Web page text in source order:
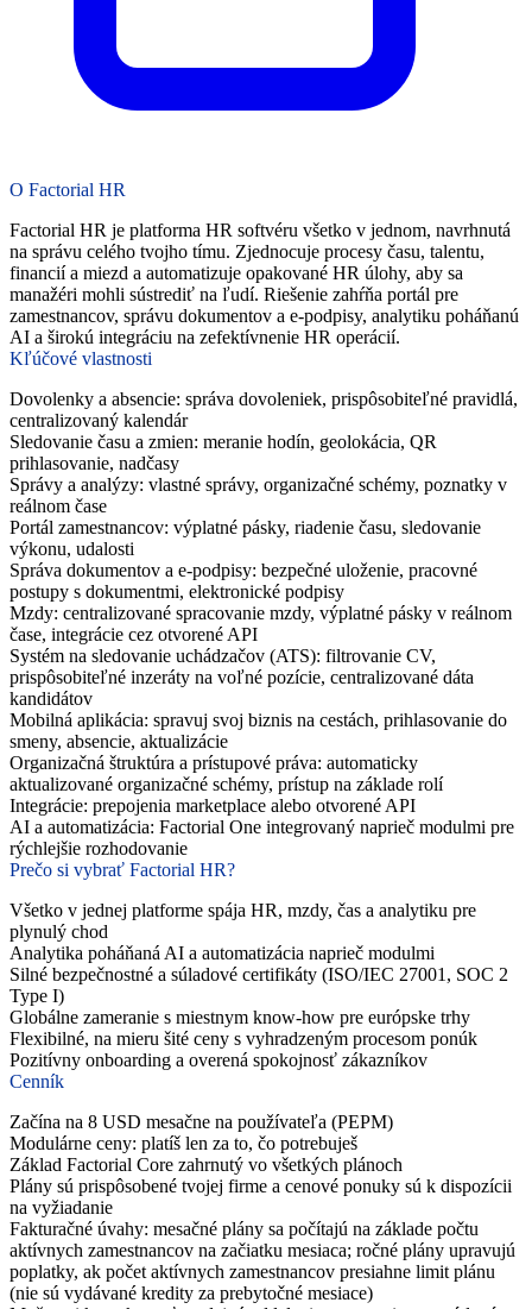
O Factorial HR
Factorial HR je platforma HR softvéru všetko v jednom, navrhnutá
na správu celého tvojho tímu. Zjednocuje procesy času, talentu,
financií a miezd a automatizuje opakované HR úlohy, aby sa
manažéri mohli sústrediť na ľudí. Riešenie zahŕňa portál pre
zamestnancov, správu dokumentov a e-podpisy, analytiku poháňanú
AI a širokú integráciu na zefektívnenie HR operácií.
Kľúčové vlastnosti
Dovolenky a absencie: správa dovoleniek, prispôsobiteľné pravidlá,
centralizovaný kalendár
Sledovanie času a zmien: meranie hodín, geolokácia, QR
prihlasovanie, nadčasy
Správy a analýzy: vlastné správy, organizačné schémy, poznatky v
reálnom čase
Portál zamestnancov: výplatné pásky, riadenie času, sledovanie
výkonu, udalosti
Správa dokumentov a e-podpisy: bezpečné uloženie, pracovné
postupy s dokumentmi, elektronické podpisy
Mzdy: centralizované spracovanie mzdy, výplatné pásky v reálnom
čase, integrácie cez otvorené API
Systém na sledovanie uchádzačov (ATS): filtrovanie CV,
prispôsobiteľné inzeráty na voľné pozície, centralizované dáta
kandidátov
Mobilná aplikácia: spravuj svoj biznis na cestách, prihlasovanie do
smeny, absencie, aktualizácie
Organizačná štruktúra a prístupové práva: automaticky
aktualizované organizačné schémy, prístup na základe rolí
Integrácie: prepojenia marketplace alebo otvorené API
AI a automatizácia: Factorial One integrovaný naprieč modulmi pre
rýchlejšie rozhodovanie
Prečo si vybrať Factorial HR?
Všetko v jednej platforme spája HR, mzdy, čas a analytiku pre
plynulý chod
Analytika poháňaná AI a automatizácia naprieč modulmi
Silné bezpečnostné a súladové certifikáty (ISO/IEC 27001, SOC 2
Type I)
Globálne zameranie s miestnym know-how pre európske trhy
Flexibilné, na mieru šité ceny s vyhradzeným procesom ponúk
Pozitívny onboarding a overená spokojnosť zákazníkov
Cenník
Začína na 8 USD mesačne na používateľa (PEPM)
Modulárne ceny: platíš len za to, čo potrebuješ
Základ Factorial Core zahrnutý vo všetkých plánoch
Plány sú prispôsobené tvojej firme a cenové ponuky sú k dispozícii
na vyžiadanie
Fakturačné úvahy: mesačné plány sa počítajú na základe počtu
aktívnych zamestnancov na začiatku mesiaca; ročné plány upravujú
poplatky, ak počet aktívnych zamestnancov presiahne limit plánu
(nie sú vydávané kredity za prebytočné mesiace)